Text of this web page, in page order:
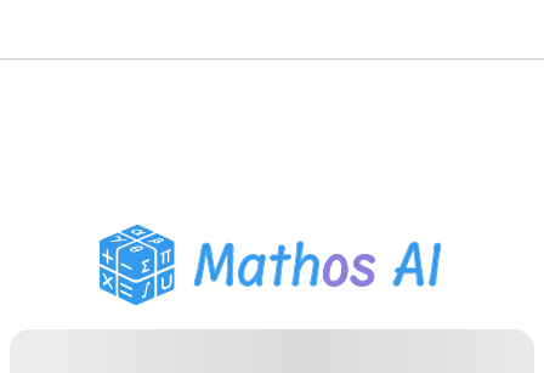
مساعد واجبات PDF
أدوات الدراسة